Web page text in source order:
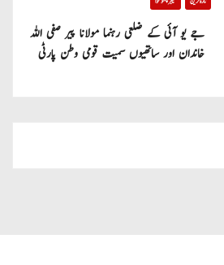
جے یو آئی کے ضلعی رہنما مولانا پیر صفی اللہ
خاندان اور ساتھیوں سمیت قومی وطن پارٹی